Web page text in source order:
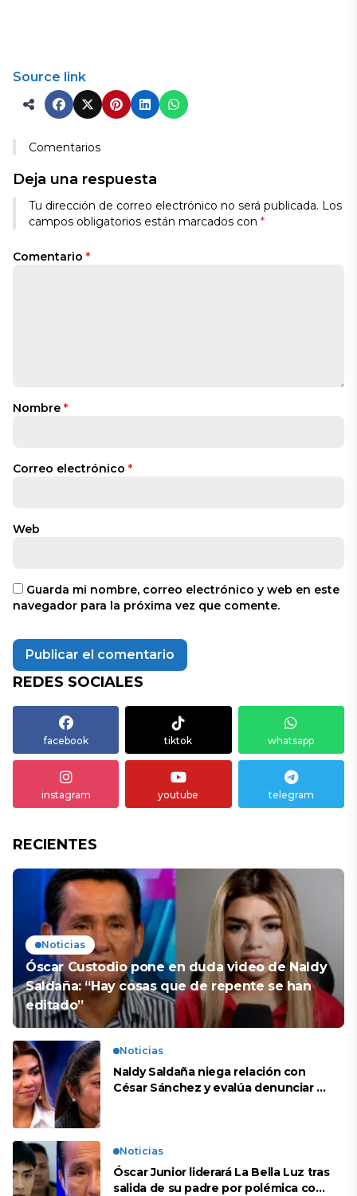
Source link
Comentarios
Deja una respuesta
Tu dirección de correo electrónico no será publicada. Los
campos obligatorios están marcados con *
Comentario *
Nombre *
Correo electrónico *
Web
Guarda mi nombre, correo electrónico y web en este
navegador para la próxima vez que comente.
REDES SOCIALES
facebook tiktok whatsapp
instagram youtube telegram
RECIENTES
Noticias
Óscar Custodio pone en duda video de Naldy
Saldaña: “Hay cosas que de repente se han
editado”
Noticias
Naldy Saldaña niega relación con
César Sánchez y evalúa denunciar a
Noticias
Óscar Junior liderará La Bella Luz tras
salida de su padre por polémica con